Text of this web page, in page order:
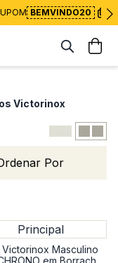
BEMVINDO20
Victorinox
Por
Masculino
em Borracha